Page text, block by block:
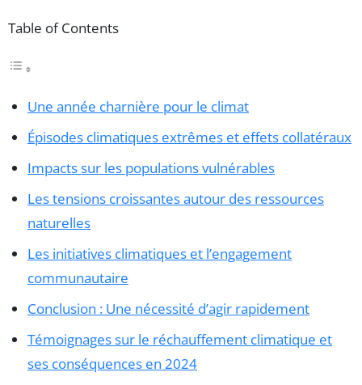
Table of Contents
Une année charnière pour le climat
Épisodes climatiques extrêmes et effets collatéraux
Impacts sur les populations vulnérables
Les tensions croissantes autour des ressources
naturelles
Les initiatives climatiques et l’engagement
communautaire
Conclusion : Une nécessité d’agir rapidement
Témoignages sur le réchauffement climatique et
ses conséquences en 2024